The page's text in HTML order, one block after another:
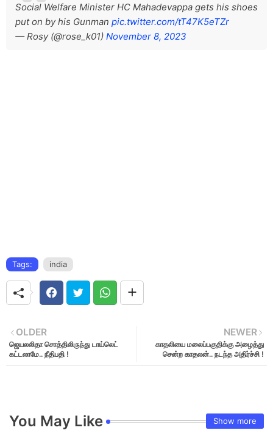
Social Welfare Minister HC Mahadevappa gets his shoes
put on by his Gunman pic.twitter.com/tT47K5eTZr
— Rosy (@rose_k01) November 8, 2023
Tags: india
NEWER
காதலியை மலைப்பகுதிக்கு அழைத்து
சென்ற காதலன்.. நடந்த அதிர்ச்சி !
OLDER
ஜெயலலிதா சொத்திலிருந்து டாய்லெட்
கட்டலாமே.. நீதிபதி !
You May Like Show more